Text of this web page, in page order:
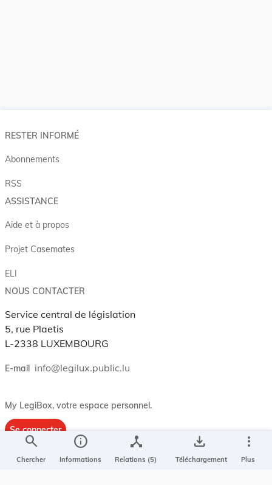
search
Chercher
info
Informations
device_hub
Relations (5)
save_alt
Téléchargement
more_vert
Plus
RESTER INFORMÉ
Abonnements
RSS
ASSISTANCE
Aide et à propos
Projet Casemates
ELI
NOUS CONTACTER
Service central de législation
5, rue Plaetis
L-2338 LUXEMBOURG
E-mail info@legilux.public.lu
My LegiBox, votre espace personnel.
Se connecter
Enregistrer et organiser vos actes préférés, enregistrer vos
recherches, soyez alerté en cas de modification sur un document